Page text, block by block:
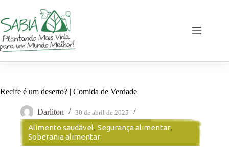
o
conteúdo
Recife é um deserto? | Comida de Verdade
Darliton 30 de abril de 2025
Alimento saudável, Segurança alimentar,
Soberania alimentar